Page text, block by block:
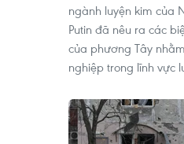
ngành luyện kim của
Putin đã nêu ra các
của phương Tây
nghiệp trong lĩnh vực